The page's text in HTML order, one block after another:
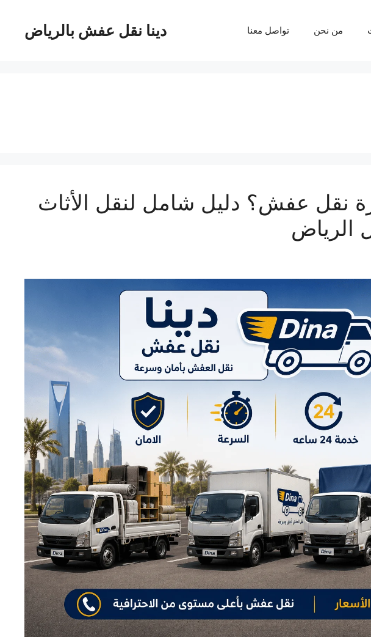
دينا نقل عفش بالرياض من نحن تواصل معنا
نقل عفش؟ دليل شامل لنقل الأثاث
الرياض